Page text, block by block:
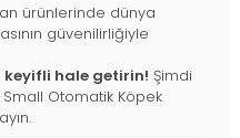
ürünlerinde dünya
güvenilirliğiyle
keyifli hale getirin! Şimdi
Otomatik Köpek